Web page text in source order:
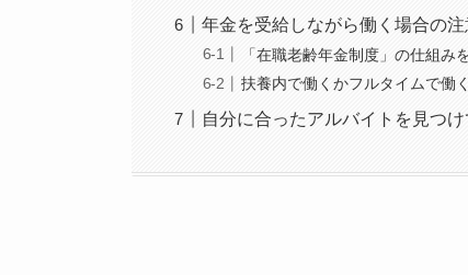
年金を受給しながら働く場合の注
「在職老齢年金制度」の仕組み
扶養内で働くかフルタイムで働
自分に合ったアルバイトを見つ